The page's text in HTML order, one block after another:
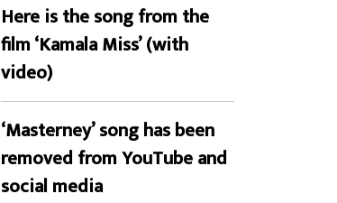
Here is the song from the
film ‘Kamala Miss’ (with
video)
‘Masterney’ song has been
removed from YouTube and
social media